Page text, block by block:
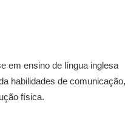
em ensino de língua inglesa
habilidades de comunicação,
física.